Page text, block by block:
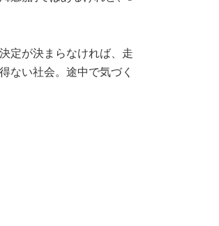
定が決まらなければ、走
ない社会。途中で気づく